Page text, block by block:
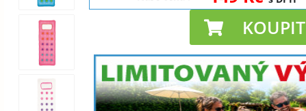
KOUPIT